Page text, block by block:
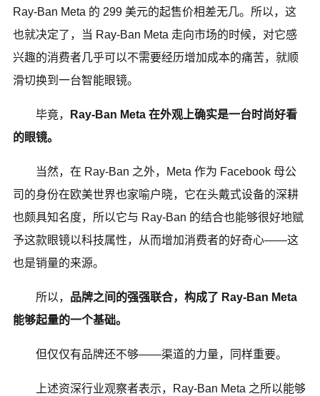
Ray-Ban Meta 的 299 美元的起售价相差无几。所以，这
也就决定了，当 Ray-Ban Meta 走向市场的时候，对它感
兴趣的消费者几乎可以不需要经历增加成本的痛苦，就顺
滑切换到一台智能眼镜。
毕竟，
Ray-Ban Meta 在外观上确实是一台时尚好看
的眼镜。
当然，在 Ray-Ban 之外，Meta 作为 Facebook 母公
司的身份在欧美世界也家喻户晓，它在头戴式设备的深耕
也颇具知名度，所以它与 Ray-Ban 的结合也能够很好地赋
予这款眼镜以科技属性，从而增加消费者的好奇心——这
也是销量的来源。
所以， 品牌之间的强强联合，构成了 Ray-Ban Meta
能够起量的一个基础。
但仅仅有品牌还不够——渠道的力量，同样重要。
上述资深行业观察者表示，Ray-Ban Meta 之所以能够